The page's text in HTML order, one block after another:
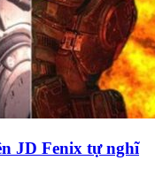
JD Fenix tự nghĩ